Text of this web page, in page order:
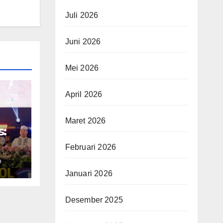
Juli 2026
Juni 2026
Mei 2026
April 2026
Maret 2026
Februari 2026
Januari 2026
Desember 2025